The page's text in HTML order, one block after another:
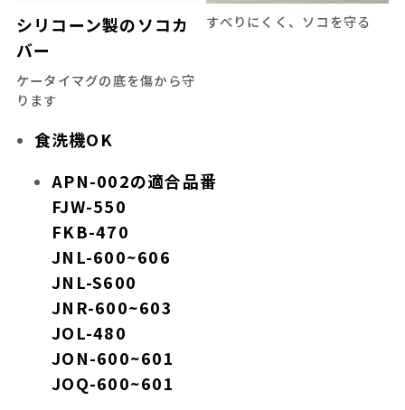
シリコーン製のソコカ
バー
ケータイマグの底を傷から守
ります
すべりにくく、ソコを守る
食洗機OK
APN-002の適合品番
FJW-550
FKB-470
JNL-600~606
JNL-S600
JNR-600~603
JOL-480
JON-600~601
JOQ-600~601